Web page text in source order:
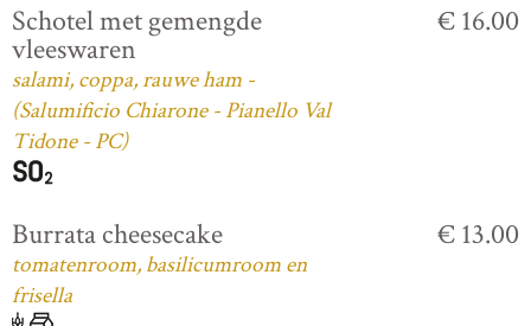
Schotel met gemengde
vleeswaren
salami, coppa, rauwe ham -
(Salumificio Chiarone - Pianello Val
Tidone - PC)
€ 16.00
Burrata cheesecake
tomatenroom, basilicumroom en
frisella
€ 13.00